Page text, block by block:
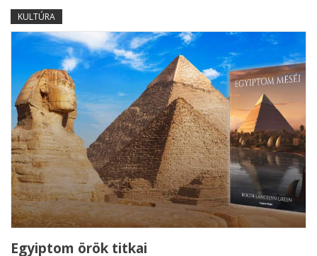
KULTÚRA
Egyiptom örök titkai